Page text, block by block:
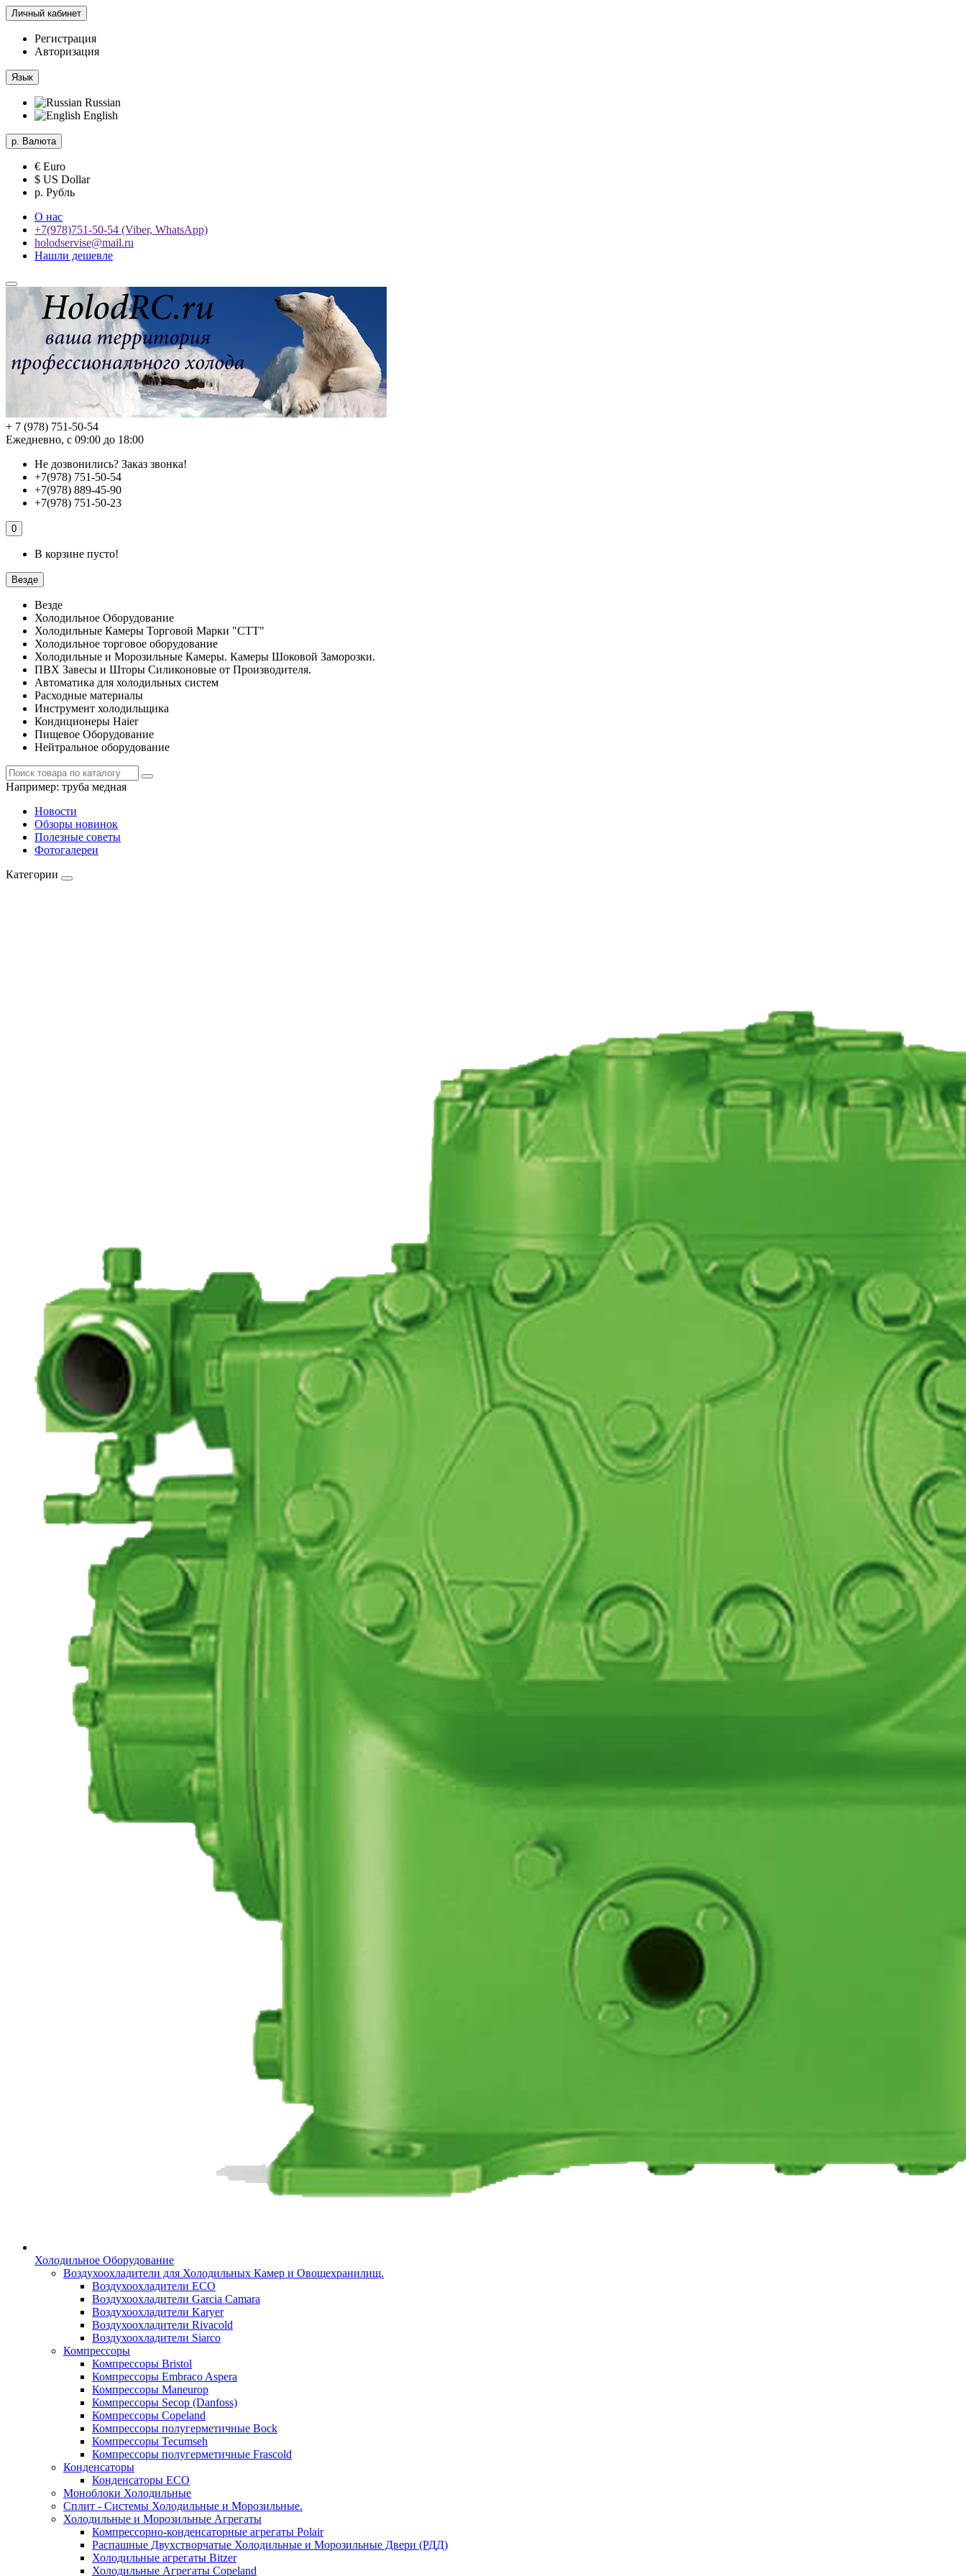
Личный кабинет
Регистрация
Авторизация
Язык
Russian
English
р. Валюта
€ Euro
$ US Dollar
р. Рубль
О нас
+7(978)751-50-54 (Viber, WhatsApp)
holodservise@mail.ru
Нашли дешевле
+ 7 (978) 751-50-54
Ежедневно, с 09:00 до 18:00
Не дозвонились? Заказ звонка!
+7(978) 751-50-54
+7(978) 889-45-90
+7(978) 751-50-23
0
В корзине пусто!
Везде
Везде
Холодильное Оборудование
Холодильные Камеры Торговой Марки "СТТ"
Холодильное торговое оборудование
Холодильные и Морозильные Камеры. Камеры Шоковой Заморозки.
ПВХ Завесы и Шторы Силиконовые от Производителя.
Автоматика для холодильных систем
Расходные материалы
Инструмент холодильщика
Кондиционеры Haier
Пищевое Оборудование
Нейтральное оборудование
Например: труба медная
Новости
Обзоры новинок
Полезные советы
Фотогалереи
Категории
Холодильное Оборудование
Воздухоохладители для Холодильных Камер и Овощехранилищ.
Воздухоохладители ECO
Воздухоохладители Garcia Camara
Воздухоохладители Karyer
Воздухоохладители Rivacold
Воздухоохладители Siarco
Компрессоры
Компрессоры Bristol
Компрессоры Embraco Aspera
Компрессоры Maneurop
Компрессоры Secop (Danfoss)
Компрессоры Copeland
Компрессоры полугерметичные Bock
Компрессоры Tecumseh
Компрессоры полугерметичные Frascold
Конденсаторы
Конденсаторы ECO
Моноблоки Холодильные
Сплит - Системы Холодильные и Морозильные.
Холодильные и Морозильные Агрегаты
Компрессорно-конденсаторные агрегаты Polair
Распашные Двухстворчатые Холодильные и Морозильные Двери (РДД)
Холодильные агрегаты Bitzer
Холодильные Агрегаты Copeland